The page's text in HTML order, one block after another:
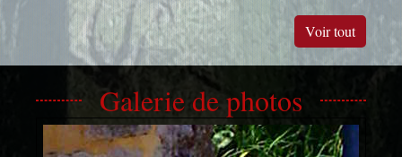
Voir tout
Galerie de photos